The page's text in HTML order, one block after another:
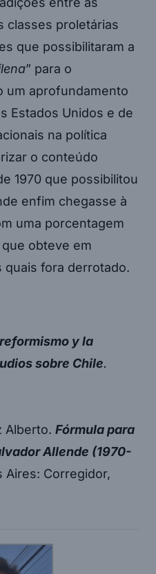
classes proletárias
que possibilitaram a
” para o
um aprofundamento
Estados Unidos e de
na política
o conteúdo
1970 que possibilitou
enfim chegasse à
uma porcentagem
obteve em
quais fora derrotado.
y la
sobre Chile.
Alberto. Fórmula para
Allende (1970-
Aires: Corregidor,